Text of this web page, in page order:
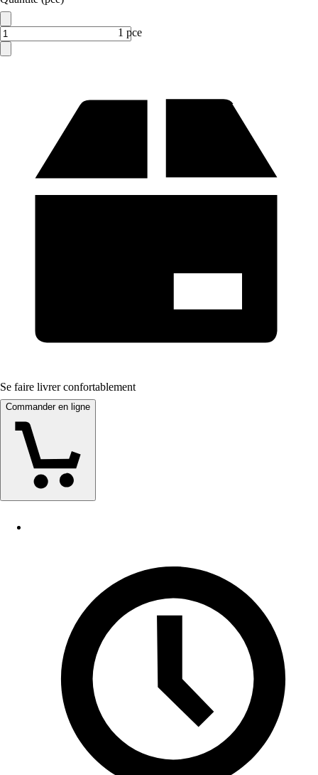
1 pce
Se faire livrer confortablement
Commander en ligne